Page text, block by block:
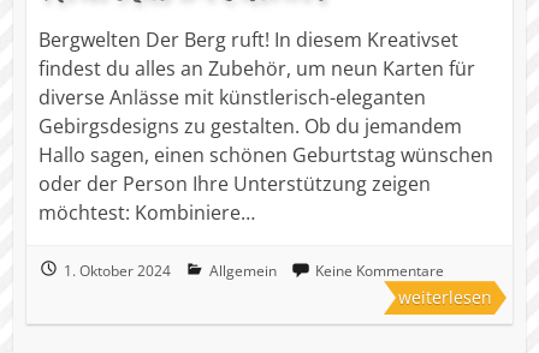
Bergwelten Der Berg ruft! In diesem Kreativset
findest du alles an Zubehör, um neun Karten für
diverse Anlässe mit künstlerisch-eleganten
Gebirgsdesigns zu gestalten. Ob du jemandem
Hallo sagen, einen schönen Geburtstag wünschen
oder der Person Ihre Unterstützung zeigen
möchtest: Kombiniere…
1. Oktober 2024 Allgemein Keine Kommentare
weiterlesen